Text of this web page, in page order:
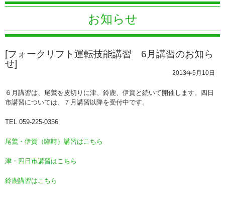
お知らせ
[フォークリフト運転技能講習 6月講習のお知ら
せ]
2013年5月10日
６月講習は、尾鷲を皮切りに津、鈴鹿、伊賀と続いて開催します。四日
市講習については、７月講習以降を受付中です。
TEL 059-225-0356
尾鷲・伊賀（臨時）講習はこちら
津・四日市講習はこちら
鈴鹿講習はこちら